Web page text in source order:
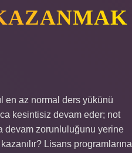
en az normal ders yükünü
kesintisiz devam eder; not
devam zorunluluğunu yerine
Lisans programlarına